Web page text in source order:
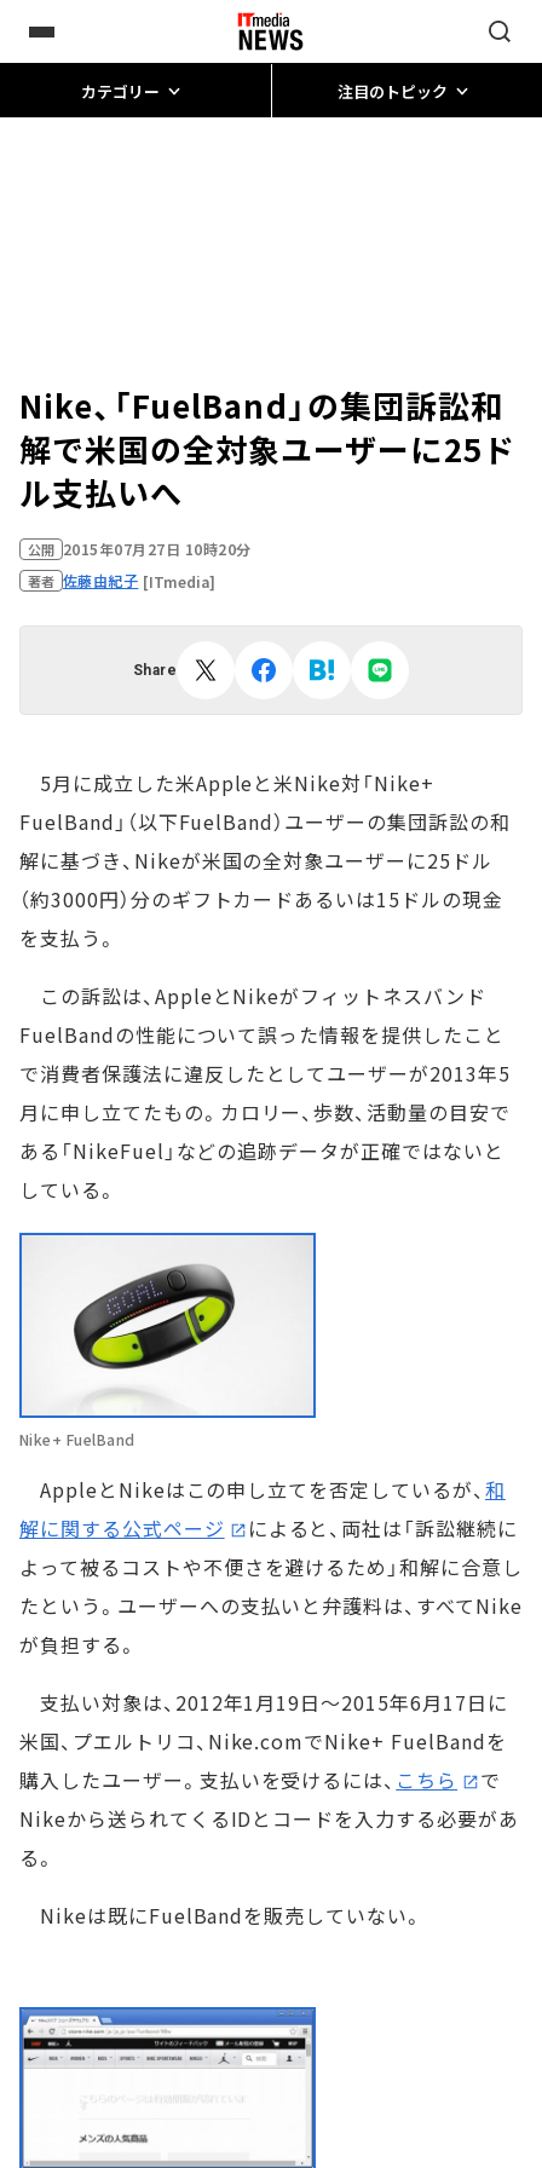
カテゴリー 注目のトピック
Nike、「FuelBand」の集団訴訟和
解で米国の全対象ユーザーに25ド
ル支払いへ
公開 2015年07月27日 10時20分
著者 佐藤由紀子 [ITmedia]
Share
5月に成立した米Appleと米Nike対「Nike+
FuelBand」（以下FuelBand）ユーザーの集団訴訟の和
解に基づき、Nikeが米国の全対象ユーザーに25ドル
（約3000円）分のギフトカードあるいは15ドルの現金
を支払う。
この訴訟は、AppleとNikeがフィットネスバンド
FuelBandの性能について誤った情報を提供したこと
で消費者保護法に違反したとしてユーザーが2013年5
月に申し立てたもの。カロリー、歩数、活動量の目安で
ある「NikeFuel」などの追跡データが正確ではないと
している。
Nike+ FuelBand
AppleとNikeはこの申し立てを否定しているが、 和
解に関する公式ページ
によると、両社は「訴訟継続に
よって被るコストや不便さを避けるため」和解に合意し
たという。ユーザーへの支払いと弁護料は、すべてNike
が負担する。
支払い対象は、2012年1月19日～2015年6月17日に
米国、プエルトリコ、Nike.comでNike+ FuelBandを
購入したユーザー。支払いを受けるには、 こちら
で
Nikeから送られてくるIDとコードを入力する必要があ
る。
Nikeは既にFuelBandを販売していない。